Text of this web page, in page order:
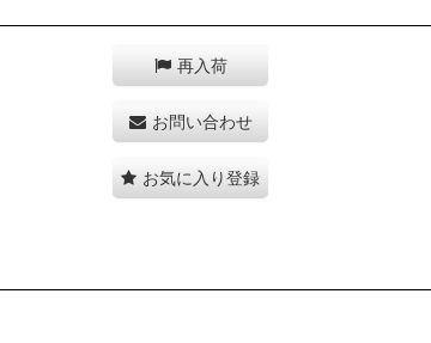
再入荷
お問い合わせ
お気に入り登録